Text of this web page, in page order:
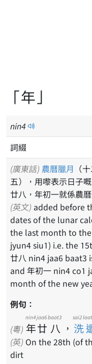
「年」
nin4
詞綴
(廣東話) 農曆臘月 （
五），用嚟表示日子
廿八，年初一就係農
(英文)
dates of the lunar
the last month to
jyun4 siu1) i.e. the
廿八 nin4 jaa6
and 年初一 nin4 co1
month of the new
例句：
(粵) 年
nin4
廿
jaa6
八
baat3
， 洗
sai2
(英) On the 28th (of
dirt